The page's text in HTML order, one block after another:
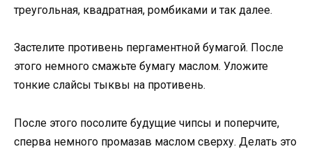
треугольная, квадратная, ромбиками и так далее.
Застелите противень пергаментной бумагой. После
этого немного смажьте бумагу маслом. Уложите
тонкие слайсы тыквы на противень.
После этого посолите будущие чипсы и поперчите,
сперва немного промазав маслом сверху. Делать это